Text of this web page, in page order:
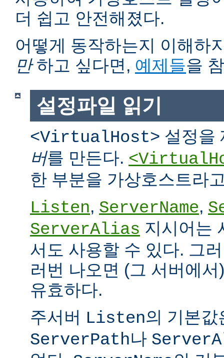
더 쉽고 안전해졌다.
어떻게 동작하는지 이해하
만하고 싶다면, 예제들을
설정파일 읽기
<VirtualHost> 설정을
버를 만든다.
한 부분을 가상호스트라
Listen, ServerName,
ServerAlias 지시어는
서도 사용할 수 있다. 그
러번 나오면 (그 서버에
유효하다.
주서버 Listen의 기본값
ServerPath나